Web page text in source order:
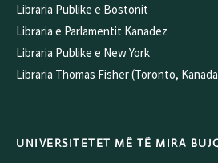
Libraria Publike e Bostonit
Libraria e Parlamentit Kanadez
Libraria Publike e New York
Libraria Thomas Fisher (Toronto,
UNIVERSITETET MË TË MIRA